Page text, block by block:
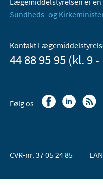
Sundheds- og
Kontakt
44 88 95 95 (kl. 9 -
Følg os
CVR-nr. 37 05 24 85